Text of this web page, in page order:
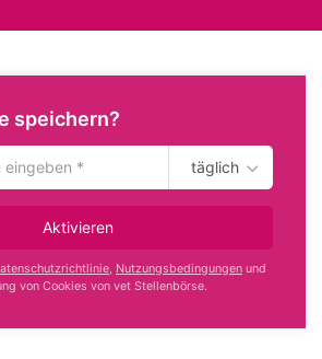
speichern?
täglich
Aktivieren
, Nutzungsbedingungen und
von Cookies von vet Stellenbörse.